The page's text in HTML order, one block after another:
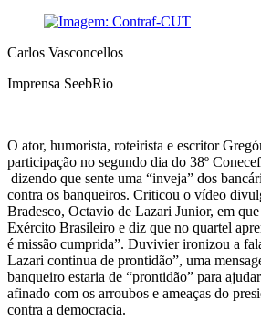
Carlos Vasconcellos
Imprensa SeebRio
O ator, humorista, roteirista e escritor
participação no segundo dia do 38º
dizendo que sente uma “inveja” dos
contra os banqueiros. Criticou o vídeo
Bradesco, Octavio de Lazari Junior, em
Exército Brasileiro e diz que no quartel
é missão cumprida”. Duvivier ironizou a
Lazari continua de prontidão”, uma
banqueiro estaria de “prontidão” para
afinado com os arroubos e ameaças do
contra a democracia.